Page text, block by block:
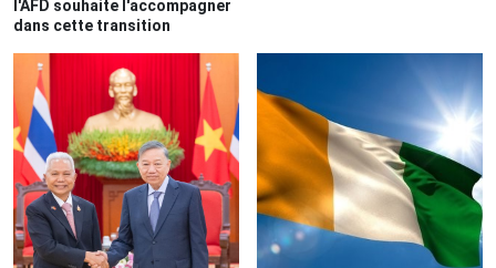
l'AFD souhaite l'accompagner
dans cette transition